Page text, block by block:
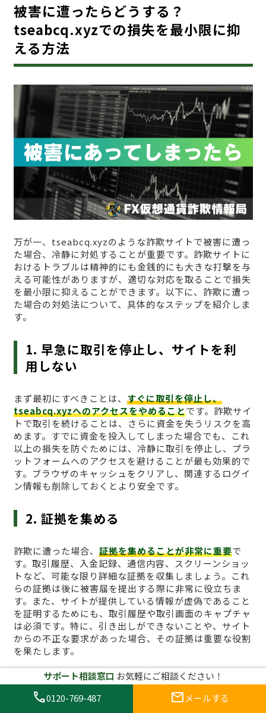
被害に遭ったらどうする？
tseabcq.xyzでの損失を最小限に抑
える方法
万が一、tseabcq.xyzのような詐欺サイトで被害に遭っ
た場合、冷静に対処することが重要です。詐欺サイトに
おけるトラブルは精神的にも金銭的にも大きな打撃を与
える可能性がありますが、適切な対応を取ることで損失
を最小限に抑えることができます。以下に、詐欺に遭っ
た場合の対処法について、具体的なステップを紹介しま
す。
1. 早急に取引を停止し、サイトを利
用しない
まず最初にすべきことは、 すぐに取引を停止し、
tseabcq.xyzへのアクセスをやめることです。詐欺サイ
トで取引を続けることは、さらに資金を失うリスクを高
めます。すでに資金を投入してしまった場合でも、これ
以上の損失を防ぐためには、冷静に取引を停止し、プラ
ットフォームへのアクセスを避けることが最も効果的で
す。ブラウザのキャッシュをクリアし、関連するログイ
ン情報も削除しておくとより安全です。
2. 証拠を集める
詐欺に遭った場合、 証拠を集めることが非常に重要で
す。取引履歴、入金記録、通信内容、スクリーンショッ
トなど、可能な限り詳細な証拠を収集しましょう。これ
らの証拠は後に被害届を提出する際に非常に役立ちま
す。また、サイトが提供している情報が虚偽であること
を証明するためにも、取引履歴や取引画面のキャプチャ
は必須です。特に、引き出しができないことや、サイト
からの不正な要求があった場合、その証拠は重要な役割
を果たします。
3. 詐欺サイトに関する通報を行う
サポート相談窓口 お気軽にご相談ください！
call0120-769-487 mail メールする